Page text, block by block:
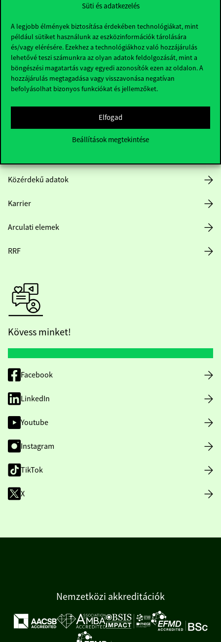
Süti és adatkezelés
A legjobb élmények biztosítása érdekében technológiákat, mint
például sütiket használunk az eszközinformációk tárolására
és/vagy elérésére. Ezekhez a technológiákhoz való hozzájárulás
lehetővé teszi számunkra az olyan adatok feldolgozását, mint a
böngészési magatartás vagy egyedi azonosítók ezen az oldalon. A
hozzájárulás megtagadása vagy visszavonása negatívan
befolyásolhat bizonyos funkciókat és jellemzőket.
Elfogad
Beállítások megtekintése
press@uni-corvinus.hu
Hasznos linkek
Közérdekű adatok
Karrier
Arculati elemek
RRF
Kövess minket!
Facebook
LinkedIn
Youtube
Instagram
TikTok
X
Nemzetközi akkreditációk